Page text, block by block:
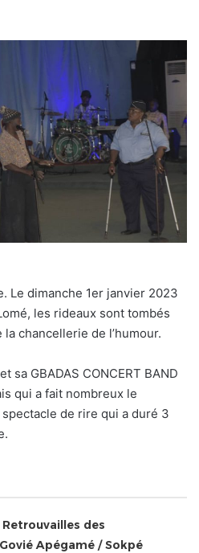
Le dimanche 1er janvier 2023
les rideaux sont tombés
chancellerie de l’humour.
sa GBADAS CONCERT BAND
qui a fait nombreux le
de rire qui a duré 3
des
Apégamé / Sokpé